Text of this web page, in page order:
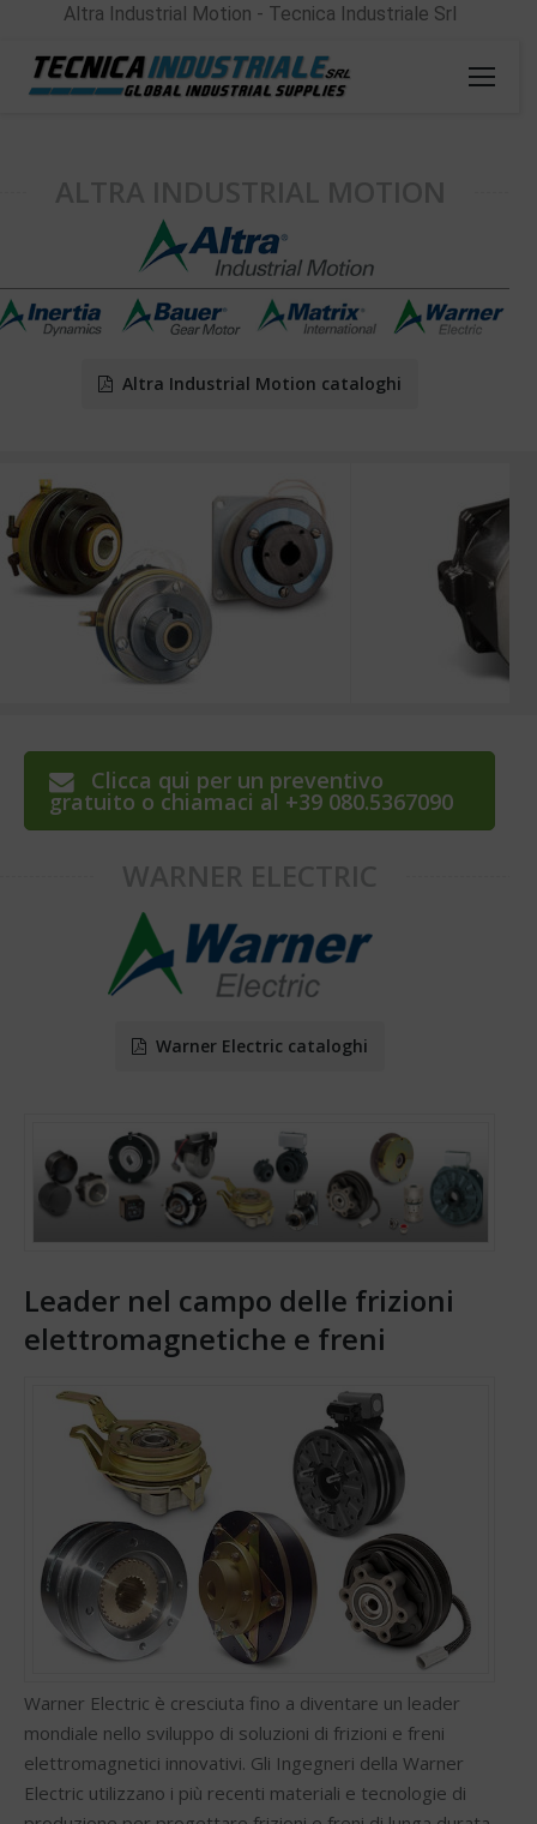
Altra Industrial Motion - Tecnica Industriale Srl
Altra Industrial Motion cataloghi
Clicca qui per un preventivo
gratuito o chiamaci al +39 080.5367090
Warner Electric cataloghi
Leader nel campo delle frizioni
elettromagnetiche e freni
Warner Electric è cresciuta fino a diventare un leader
mondiale nello sviluppo di soluzioni di frizioni e freni
elettromagnetici innovativi. Gli Ingegneri della Warner
Electric utilizzano i più recenti materiali e tecnologie di